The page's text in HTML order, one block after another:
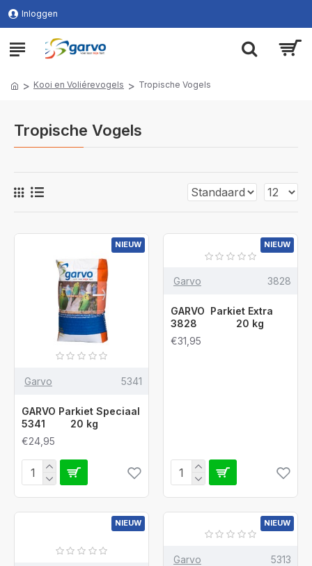
Inloggen
Kooi en Voliérevogels Tropische Vogels
Tropische Vogels
NIEUW
Garvo 5341
GARVO Parkiet Speciaal
5341 20 kg
€24,95
NIEUW
Garvo 3828
GARVO Parkiet Extra
3828 20 kg
€31,95
NIEUW NIEUW
Garvo 5313